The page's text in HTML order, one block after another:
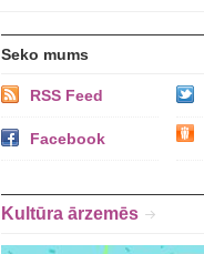
Seko mums
RSS Feed
Facebook
Kultūra ārzemēs